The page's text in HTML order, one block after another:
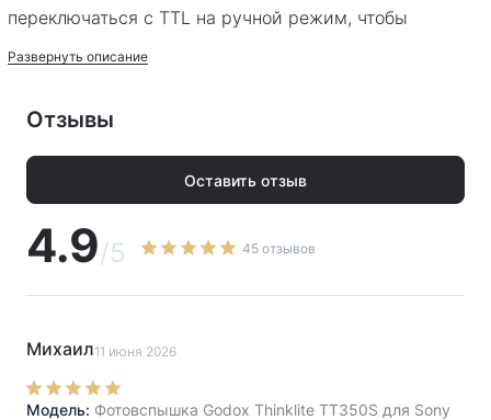
переключаться с TTL на ручной режим, чтобы
использовать 22 выходных уровня мощности от 1/128
головки охватывает фокусные расстояния 24-105mm,
поворота нет. Питания от батареек должно хватить на
210 срабатываний.
Развернуть описание
Отзывы
4.9/5 45 отзывов
Оставить отзыв
Михаил11 июня 2026
Модель: Фотовспышка Godox Thinklite TT350S для Sony